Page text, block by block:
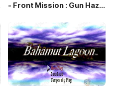
- Front Mission : Gun Haza
ズ ガンハザード